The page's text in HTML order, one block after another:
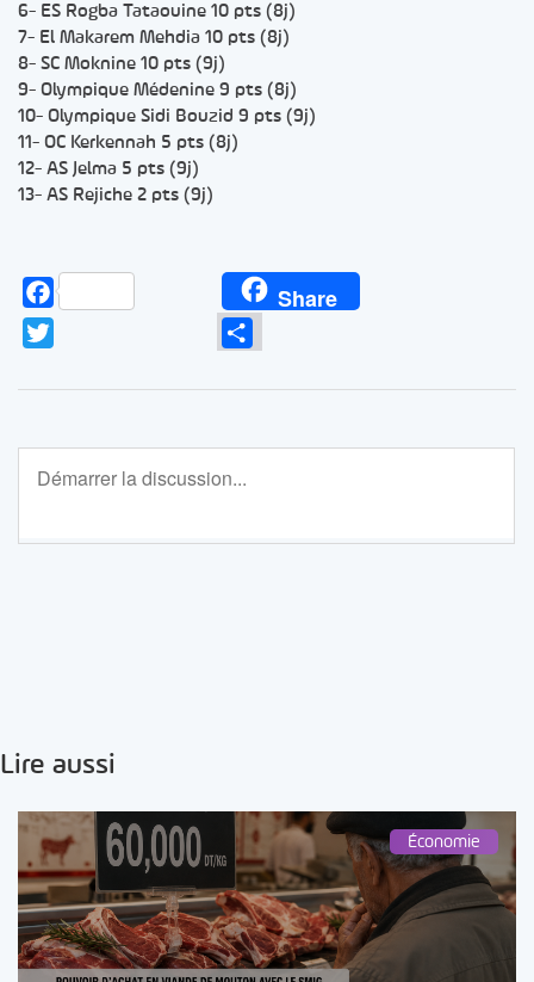
6- ES Rogba Tataouine 10 pts (8j)
7- El Makarem Mehdia 10 pts (8j)
8- SC Moknine 10 pts (9j)
9- Olympique Médenine 9 pts (8j)
10- Olympique Sidi Bouzid 9 pts (9j)
11- OC Kerkennah 5 pts (8j)
12- AS Jelma 5 pts (9j)
13- AS Rejiche 2 pts (9j)
Facebook Share
Partager
Lire aussi
Économie